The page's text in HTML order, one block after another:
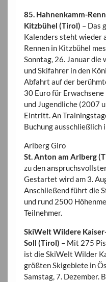
85. Hahnenkamm-
Kitzbühel (Tirol) – Das
Kalenders steht wieder
Rennen in Kitzbühel
Sonntag, 26. Januar
und Skifahrer in den
Abfahrt auf der
30 Euro für
und Jugendliche (2007
Eintritt. An
Buchung ausschließlich
Arlberg Giro
St. Anton am Arlberg
zu den
Gestartet wird am 3.
Anschließend führt die
und rund 2500
Teilnehmer.
SkiWelt Wildere
Soll (Tirol) – Mit 275
ist die SkiWelt Wilder
größten Skigebiete in
Samstag, 7. Dezember.